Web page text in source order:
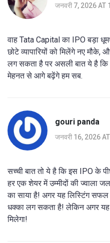
जनवरी 7, 2026 AT
वाह Tata Capital का IPO बड़ा
छोटे व्यापारियों को मिलेंगे नए मौके,
लग सकता है पर असली बात ये है कि
मेहनत से आगे बढ़ेंगे हम सब.
gouri panda
जनवरी 16, 2026
सच्ची बात तो ये है कि इस IPO के
हर एक शेयर में उम्मीदों की ज्वाला
का साया है! अगर यह लिस्टिंग सफल
धक्का लग सकता है! लेकिन अगर यह
मिलेगा!